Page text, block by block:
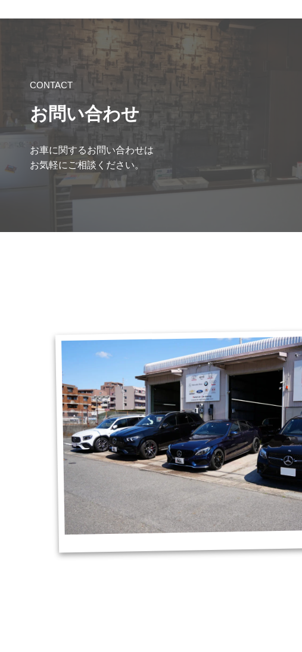
CONTACT
お問い合わせ
お車に関するお問い合わせは
お気軽にご相談ください。